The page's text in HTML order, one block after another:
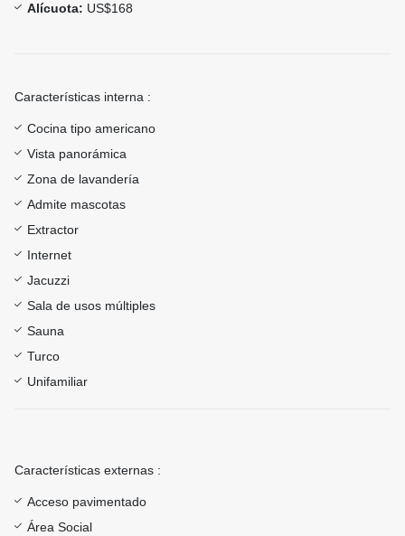
Alícuota: US$168
Características interna :
Cocina tipo americano
Vista panorámica
Zona de lavandería
Admite mascotas
Extractor
Internet
Jacuzzi
Sala de usos múltiples
Sauna
Turco
Unifamiliar
Características externas :
Acceso pavimentado
Área Social